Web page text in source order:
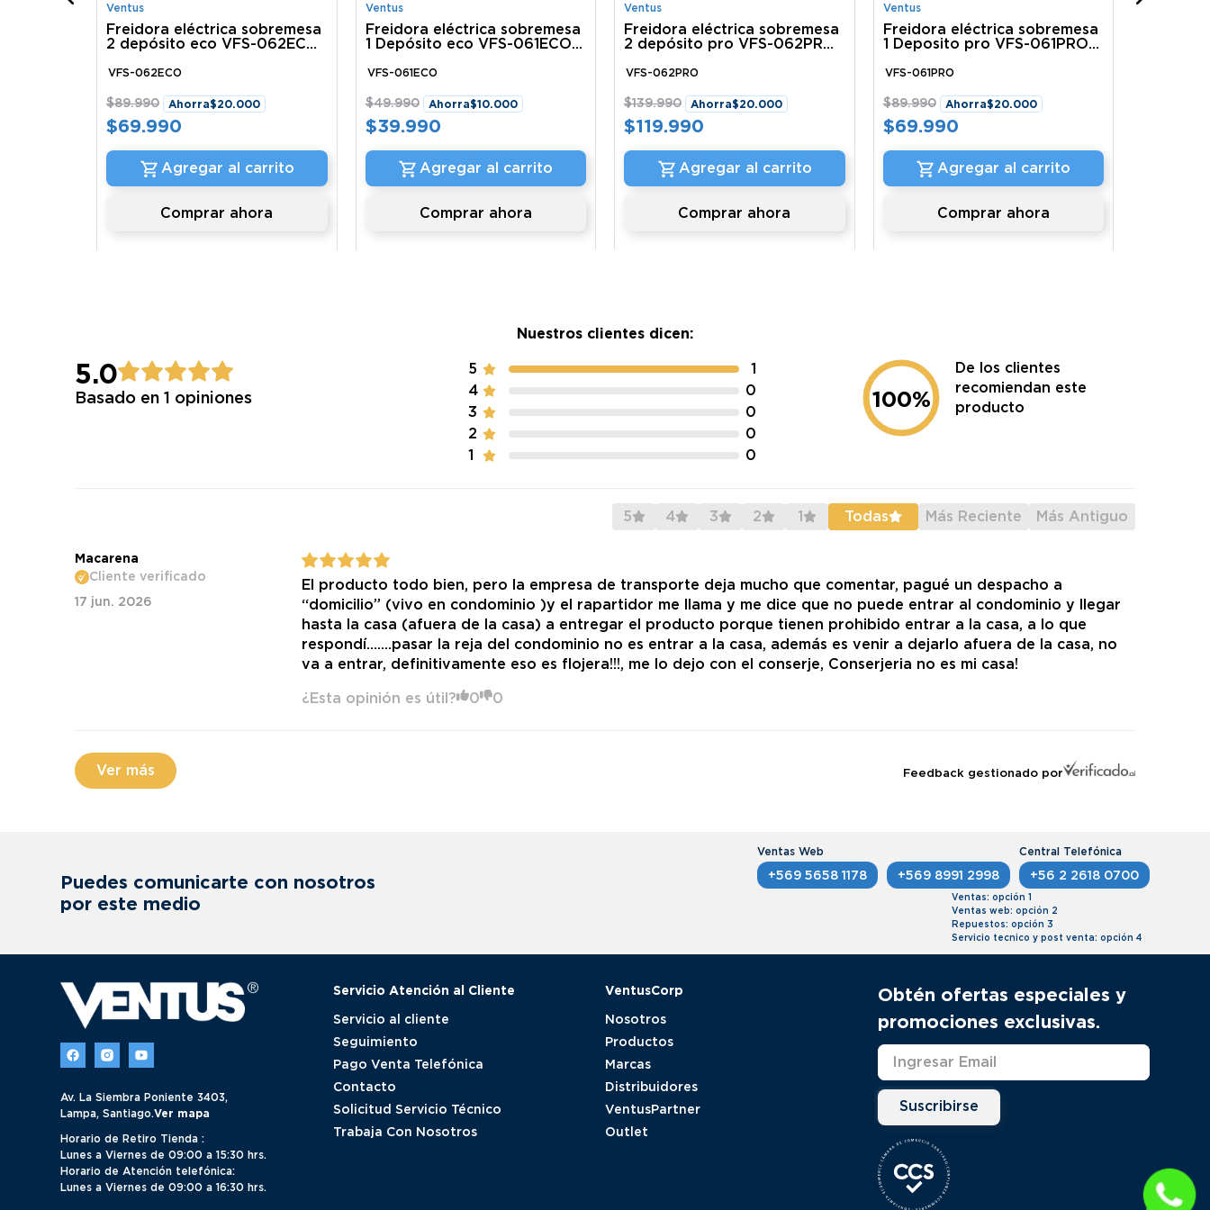
Ventus
Freidora eléctrica sobremesa
2 depósito eco VFS-062ECO
VFS-062ECO
$89.990 Ahorra$20.000
$69.990
Agregar al carrito
Comprar ahora
Ventus
Freidora eléctrica sobremesa
1 Depósito eco VFS-061ECO
VFS-061ECO
$49.990 Ahorra$10.000
$39.990
Agregar al carrito
Comprar ahora
Ventus
Freidora eléctrica sobremesa
2 depósito pro VFS-062PRO
VFS-062PRO
$139.990 Ahorra$20.000
$119.990
Agregar al carrito
Comprar ahora
Ventus
Freidora eléctrica sobremesa
1 Deposito pro VFS-061PRO
VFS-061PRO
$89.990 Ahorra$20.000
$69.990
Agregar al carrito
Comprar ahora
Nuestros clientes dicen:
5.0
Basado en 1 opiniones
1 0
2 0
3 0
4 0
5 1
100%
De los clientes
recomiendan este
producto
5 4 3 2 1 Todas Más Reciente Más Antiguo
Macarena
Cliente verificado
17 jun. 2026
El producto todo bien, pero la empresa de transporte deja mucho que comentar, pagué un despacho a
“domicilio” (vivo en condominio )y el rapartidor me llama y me dice que no puede entrar al condominio y llegar
hasta la casa (afuera de la casa) a entregar el producto porque tienen prohibido entrar a la casa, a lo que
respondí…….pasar la reja del condominio no es entrar a la casa, además es venir a dejarlo afuera de la casa, no
va a entrar, definitivamente eso es flojera!!!, me lo dejo con el conserje, Conserjeria no es mi casa!
¿Esta opinión es útil?
0 0
Ver más Feedback gestionado por
Puedes comunicarte con nosotros
por este medio
+569 5658 1178 +569 8991 2998 +56 2 2618 0700
Ventas: opción 1
Ventas web: opción 2
Repuestos: opción 3
Servicio tecnico y post venta: opción 4
Av. La Siembra Poniente 3403,
Lampa, Santiago.Ver mapa
Horario de Retiro Tienda :
Lunes a Viernes de 09:00 a 15:30 hrs.
Horario de Atención telefónica:
Lunes a Viernes de 09:00 a 16:30 hrs.
Servicio Atención al Cliente
Servicio al cliente
Seguimiento
Pago Venta Telefónica
Contacto
Solicitud Servicio Técnico
Trabaja Con Nosotros
VentusCorp
Nosotros
Productos
Marcas
Distribuidores
VentusPartner
Outlet
Obtén ofertas especiales y
promociones exclusivas.
Suscribirse